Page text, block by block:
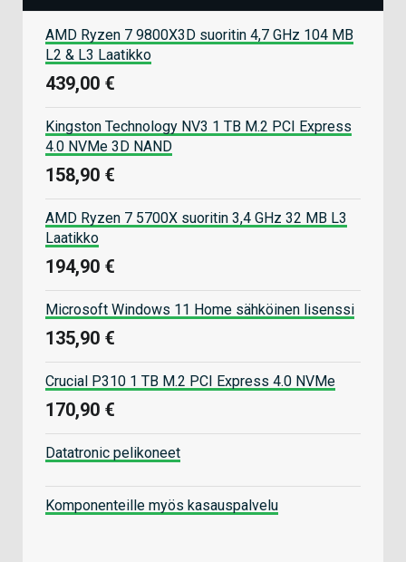
AMD Ryzen 7 9800X3D suoritin 4,7 GHz 104 MB
L2 & L3 Laatikko
439,00 €
Kingston Technology NV3 1 TB M.2 PCI Express
4.0 NVMe 3D NAND
158,90 €
AMD Ryzen 7 5700X suoritin 3,4 GHz 32 MB L3
Laatikko
194,90 €
Microsoft Windows 11 Home sähköinen lisenssi
135,90 €
Crucial P310 1 TB M.2 PCI Express 4.0 NVMe
170,90 €
Datatronic pelikoneet
Komponenteille myös kasauspalvelu